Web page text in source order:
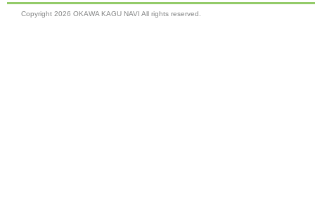
Copyright 2026 OKAWA KAGU NAVI All rights reserved.